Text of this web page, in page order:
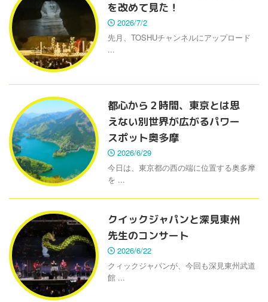
を改めて見た！
2026/7/2
先月、TOSHUチャンネルにアップロード
...
都心から２時間、東京とは思
えない別世界が広がるパワー
スポット奥多摩
2026/6/29
今日は、東京都の西の端に位置する奥多摩
を ...
クイックジャパンと深見東州
先生のコンサート
2026/6/22
クィックジャパンが、今回も深見東州武道
館 ...